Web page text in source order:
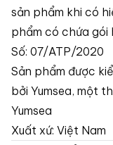
sản phẩm khi có
phẩm có chứa gói
Số: 07/ATP/2020
Sản phẩm được
bởi Yumsea, một
Yumsea
Xuất xứ: Việt Nam